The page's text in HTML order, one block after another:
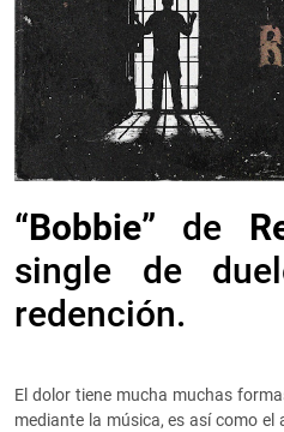
“Bobbie” de
single de
redención.
El dolor tiene mucha muchas
mediante la música, es así como